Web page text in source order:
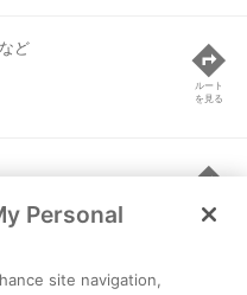
ど
ルート
を見る
ルート
を見る
Personal
site navigation,